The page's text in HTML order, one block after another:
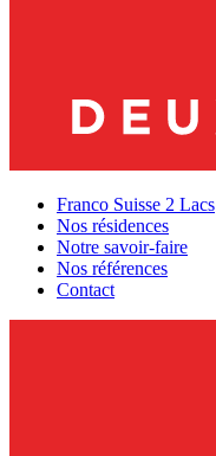
Franco Suisse 2 Lacs
Nos résidences
Notre savoir-faire
Nos références
Contact